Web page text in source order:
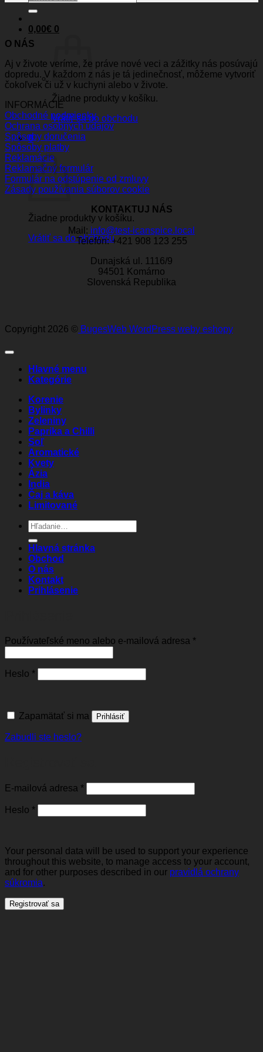
0,00€ 0
Žiadne produkty v košíku.
Vrátiť sa do obchodu
0
Košík
Žiadne produkty v košíku.
Vrátiť sa do obchodu
O NÁS
Aj v živote veríme, že práve nové veci a zážitky nás posúvajú
dopredu. V každom z nás je tá jedinečnosť, môžeme vytvoriť
čokoľvek či už v kuchyni alebo v živote.
INFORMÁCIE
Obchodné podmienky
Ochrana osobných údajov
Spôsoby doručenia
Spôsoby platby
Reklamácie
Reklamačný formulár
Formulár na odstúpenie od zmluvy
Zásady používania súborov cookie
KONTAKTUJ NÁS
Mail: info@test-icanspice.local
Telefón: +421 908 123 255
Dunajská ul. 1116/9
94501 Komárno
Slovenská Republika
Copyright 2026 © BugesWeb WordPress weby eshopy
Hlavné menu
Kategórie
Korenie
Bylinky
Zeleniny
Paprika a Chilli
Soľ
Aromatické
Kvety
Ázia
India
Čaj a káva
Limitované
Hľadať:
Hlavná stránka
Obchod
O nás
Kontakt
Prihlásenie
Používateľské meno alebo e-mailová adresa *Povinné
Heslo *Povinné
Zapamätať si ma Prihlásiť
Zabudli ste heslo?
E-mailová adresa *Povinné
Heslo *Povinné
Your personal data will be used to support your experience
throughout this website, to manage access to your account,
and for other purposes described in our pravidlá ochrany
súkromia.
Registrovať sa